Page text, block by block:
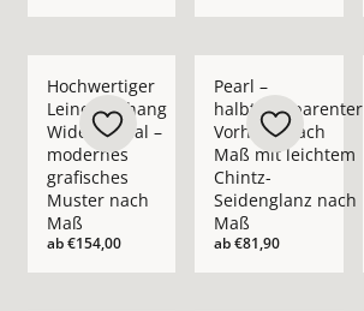
Hochwertiger
Leinenvorhang
Wide Appeal –
modernes
grafisches
Muster nach
Maß
ab€154,00
Pearl –
halbtransparenter
Vorhang nach
Maß mit leichtem
Chintz-
Seidenglanz nach
Maß
ab€81,90